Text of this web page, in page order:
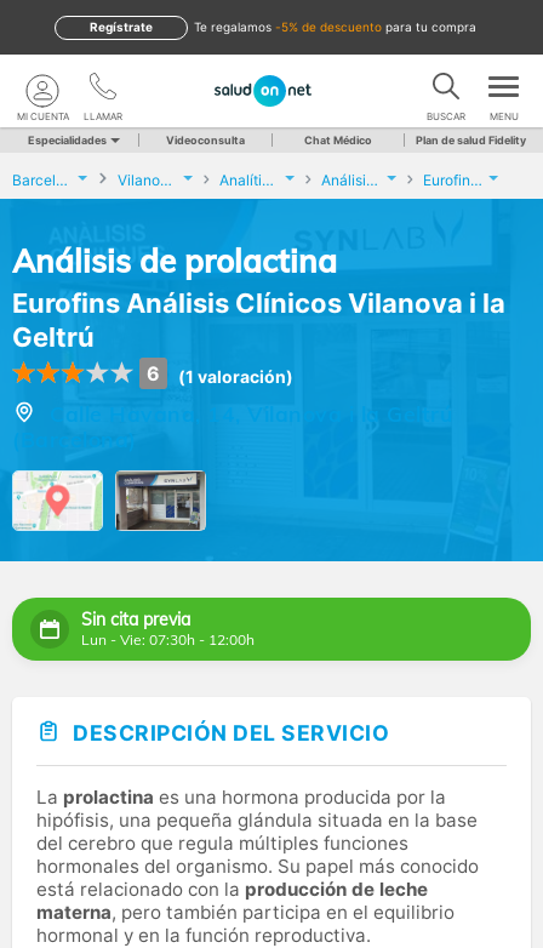
te regalamos -5% de descuento para tu compra
Regístrate
LLAMAR
MI CUENTA BUSCAR MENU
Especialidades Videoconsulta Chat Médico Plan de salud Fidelity
Barcelona Vilanova i la Geltrú Analíticas y Genética Análisis de prolactina Eurofins Análisis Clínicos Vilanova i la Geltrú
Análisis de prolactina
Eurofins Análisis Clínicos Vilanova i la
Geltrú
6 (1 valoración)
Sin cita previa
Lun - Vie: 07:30h - 12:00h
DESCRIPCIÓN DEL SERVICIO
La prolactina es una hormona producida por la
hipófisis, una pequeña glándula situada en la base
del cerebro que regula múltiples funciones
hormonales del organismo. Su papel más conocido
está relacionado con la producción de leche
materna, pero también participa en el equilibrio
hormonal y en la función reproductiva.